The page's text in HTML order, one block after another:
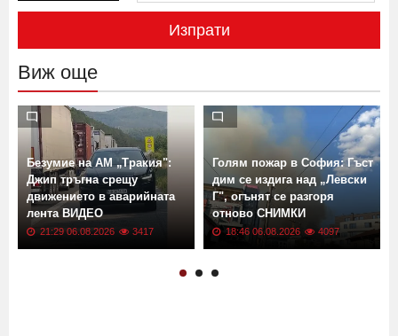
Изпрати
Виж още
Безумие на АМ „Тракия":
Джип тръгна срещу
движението в аварийната
лента ВИДЕО
21:29 06.08.2026 3417
Голям пожар в София: Гъст
дим се издига над „Левски
Г", огънят се разгоря
отново СНИМКИ
18:46 06.08.2026 4097